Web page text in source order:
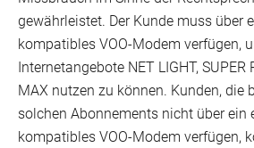
gewährleistet. Der Kunde muss über
kompatibles VOO-Modem verfügen,
Internetangebote NET LIGHT, SUPER
MAX nutzen zu können. Kunden, die
solchen Abonnements nicht über ein
kompatibles VOO-Modem verfügen,